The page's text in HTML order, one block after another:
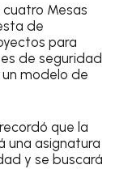
Mesas
de
para
de seguridad
modelo de
que la
una asignatura
y se buscará